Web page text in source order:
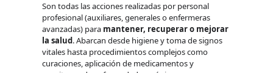
Son todas las acciones realizadas por personal
profesional (auxiliares, generales o enfermeras
avanzadas) para mantener, recuperar o mejorar
la salud. Abarcan desde higiene y toma de signos
vitales hasta procedimientos complejos como
curaciones, aplicación de medicamentos y